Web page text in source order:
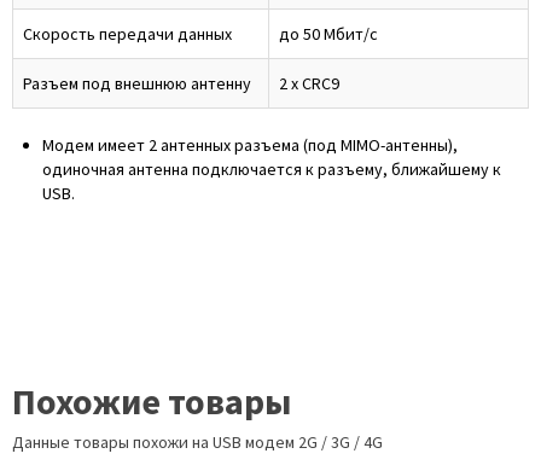
Скорость передачи данных до 50 Мбит/с
Разъем под внешнюю антенну 2 x CRC9
Модем имеет 2 антенных разъема (под MIMO-антенны),
одиночная антенна подключается к разъему, ближайшему к
USB.
Похожие товары
Данные товары похожи на USB модем 2G / 3G / 4G